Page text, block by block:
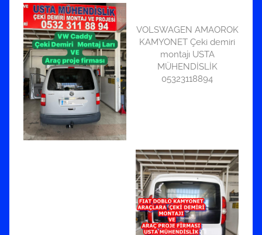
VOLSWAGEN AMAOROK
KAMYONET Çeki demiri
montajı USTA
MÜHENDİSLİK
05323118894